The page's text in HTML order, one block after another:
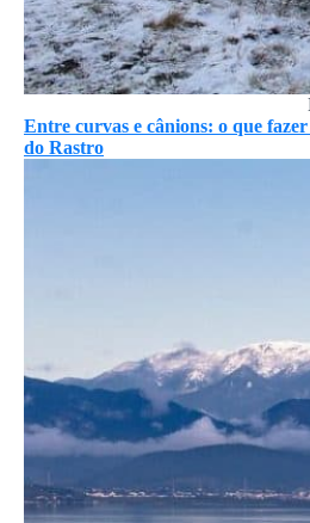
Entre curvas e cânions: o que
do Rastro